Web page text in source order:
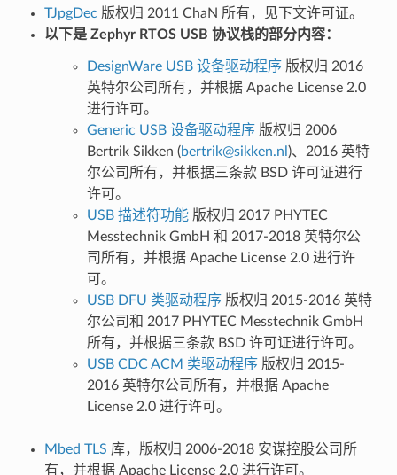
TJpgDec 版权归 2011 ChaN 所有，见下文许可证。
以下是 Zephyr RTOS USB 协议栈的部分内容：
DesignWare USB 设备驱动程序 版权归 2016
英特尔公司所有，并根据 Apache License 2.0
进行许可。
Generic USB 设备驱动程序 版权归 2006
Bertrik Sikken (bertrik@sikken.nl )、2016 英特
尔公司所有，并根据三条款 BSD 许可证进行
许可。
USB 描述符功能版权归 2017 PHYTEC
Messtechnik GmbH 和 2017-2018 英特尔公
司所有，并根据 Apache License 2.0 进行许
可。
USB DFU 类驱动程序 版权归 2015-2016 英特
尔公司和 2017 PHYTEC Messtechnik GmbH
所有，并根据三条款 BSD 许可证进行许可。
USB CDC ACM 类驱动程序 版权归 2015-
2016 英特尔公司所有，并根据 Apache
License 2.0 进行许可。
Mbed TLS 库，版权归 2006-2018 安谋控股公司所
有，并根据 Apache License 2.0 进行许可。